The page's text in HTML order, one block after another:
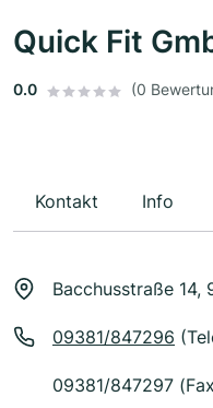
Quick Fit
0.0 (0
Kontakt Info
Bacchusstraße 14,
09381/847296
09381/847297